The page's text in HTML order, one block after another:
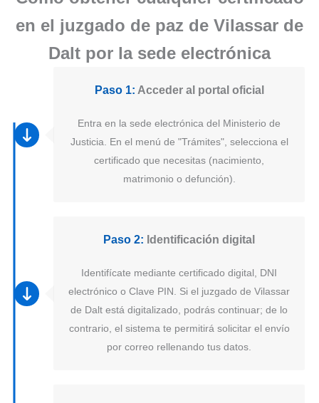
en el juzgado de paz de Vilassar de
Dalt por la sede electrónica
Paso 1: Acceder al portal oficial
Entra en la sede electrónica del Ministerio de
Justicia. En el menú de "Trámites", selecciona el
certificado que necesitas (nacimiento,
matrimonio o defunción).
Paso 2: Identificación digital
Identifícate mediante certificado digital, DNI
electrónico o Clave PIN. Si el juzgado de Vilassar
de Dalt está digitalizado, podrás continuar; de lo
contrario, el sistema te permitirá solicitar el envío
por correo rellenando tus datos.